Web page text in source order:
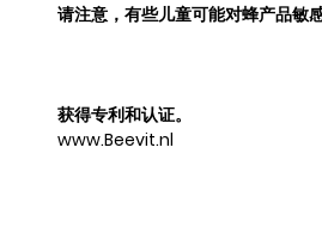
请注意，有些儿童可能对蜂产品敏感
获得专利和认证。
www.Beevit.nl